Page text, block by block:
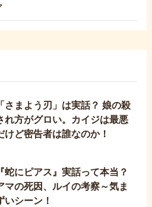
「さまよう刃」は実話？ 娘の殺
れ方がグロい。カイジは最悪
けど密告者は誰なのか！
『蛇にピアス』実話って本当？
マの死因、ルイの考察～気ま
いシーン！